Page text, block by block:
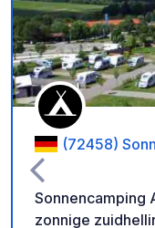
(72458)
Sonnencamping
zonnige